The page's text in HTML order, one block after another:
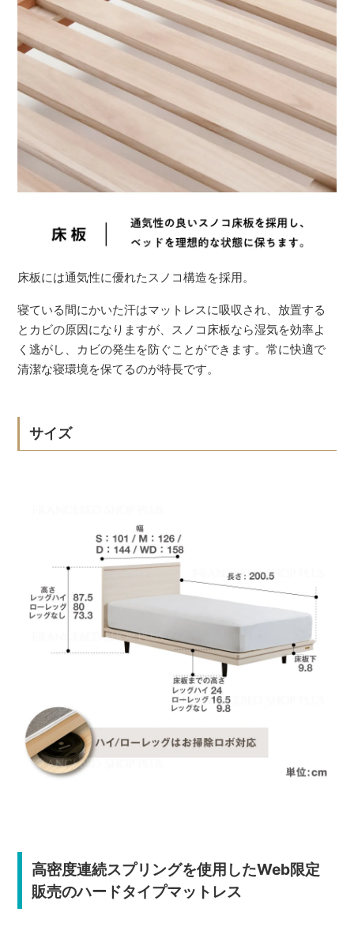
床板には通気性に優れたスノコ構造を採用。
寝ている間にかいた汗はマットレスに吸収され、放置する
とカビの原因になりますが、スノコ床板なら湿気を効率よ
く逃がし、カビの発生を防ぐことができます。常に快適で
清潔な寝環境を保てるのが特長です。
サイズ
高密度連続スプリングを使用したWeb限定
販売のハードタイプマットレス